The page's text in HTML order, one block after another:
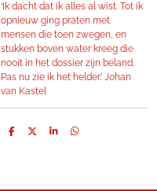
‘Ik dacht dat ik alles al wist. Tot ik
opnieuw ging praten met
mensen die toen zwegen, en
stukken boven water kreeg die
nooit in het dossier zijn beland.
Pas nu zie ik het helder.’ Johan
van Kastel
D
D
S
D